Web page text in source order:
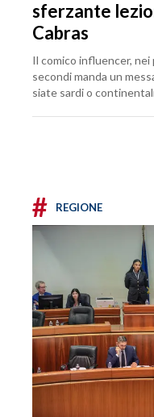
sferzante
Cabras
Il comico influencer, nei
secondi manda un
siate sardi o
# REGIONE